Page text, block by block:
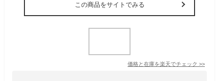
この商品をサイトでみる
価格と在庫を楽天でチェック >>